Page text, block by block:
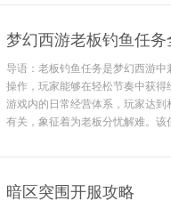
梦幻西游老板钓鱼任
导语：老板钓鱼任务是梦幻西游
操作，玩家能够在轻松节奏中获
游戏内的日常经营体系，玩家达
有关，象征着为老板分忧解难。该
暗区突围开服攻略